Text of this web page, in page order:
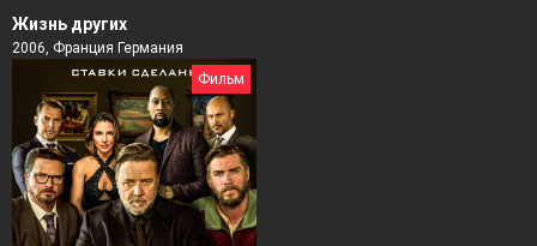
Жизнь других
2006, Франция Германия
Фильм